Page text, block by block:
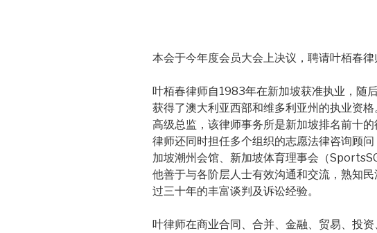
本会于今年度会员大会上决议，聘请叶栢春律
叶栢春律师自1983年在新加坡获准执业，随
获得了澳大利亚西部和维多利亚州的执业资
高级总监，该律师事务所是新加坡排名前十
律师还同时担任多个组织的志愿法律咨询顾
加坡潮州会馆、新加坡体育理事会（
他善于与各阶层人士有效沟通和交流，熟知
过三十年的丰富谈判及诉讼经验。
叶律师在商业合同、合并、金融、贸易、投